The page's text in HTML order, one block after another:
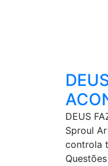
DEUS
Sproul
controla